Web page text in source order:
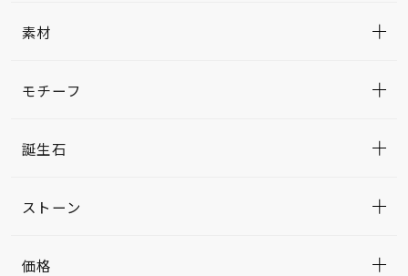
素材
モチーフ
誕生石
ストーン
価格